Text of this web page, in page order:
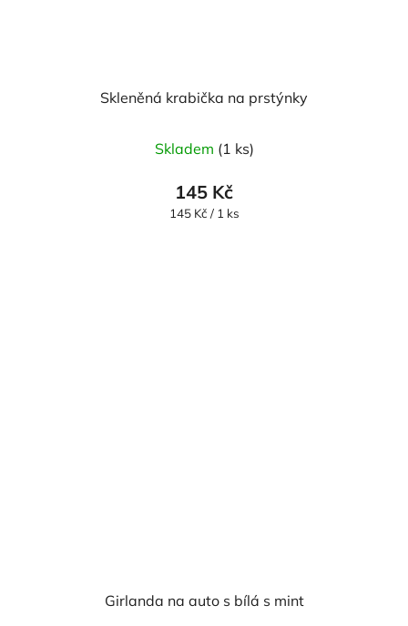
Skleněná krabička na prstýnky
Skladem (1 ks)
145 Kč
Měrná
145 Kč / 1 ks
Girlanda na auto s bílá s mint